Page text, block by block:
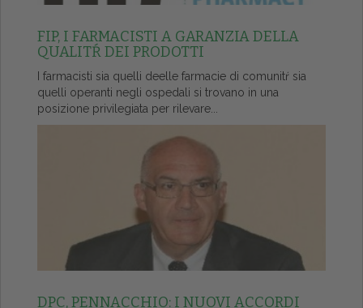
FIP, I FARMACISTI A GARANZIA DELLA
QUALITŔ DEI PRODOTTI
I farmacisti sia quelli deelle farmacie di comunitŕ sia
quelli operanti negli ospedali si trovano in una
posizione privilegiata per rilevare...
DPC, PENNACCHIO: I NUOVI ACCORDI